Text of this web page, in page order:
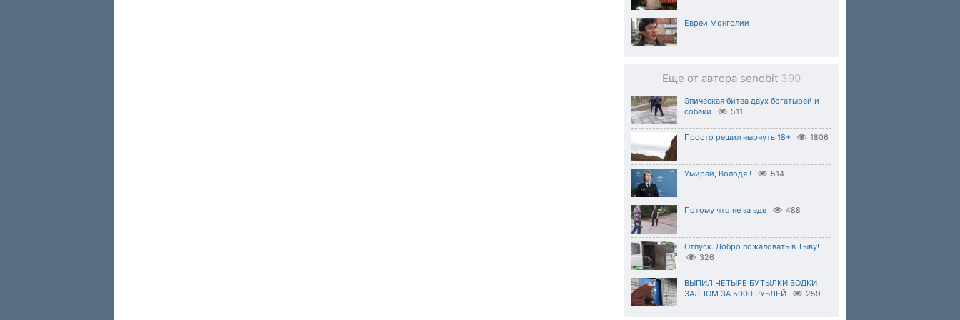
Евреи Монголии
Еще от автора senobit 399
Эпическая битва двух богатырей и
собаки
511
Просто решил нырнуть 18+ 1806
Умирай, Володя ! 514
Потому что не за вдв 488
Отпуск. Добро пожаловать в Тыву!
326
ВЫПИЛ ЧЕТЫРЕ БУТЫЛКИ ВОДКИ
ЗАЛПОМ ЗА 5000 РУБЛЕЙ
259